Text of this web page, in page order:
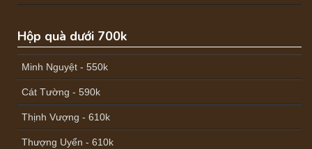
Hộp quà dưới 700k
Minh Nguyệt - 550k
Cát Tường - 590k
Thịnh Vượng - 610k
Thượng Uyển - 610k